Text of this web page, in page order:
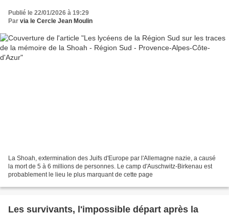
Publié le 22/01/2026 à 19:29
Par via le Cercle Jean Moulin
La Shoah, extermination des Juifs d'Europe par l'Allemagne nazie, a causé
la mort de 5 à 6 millions de personnes. Le camp d'Auschwitz-Birkenau est
probablement le lieu le plus marquant de cette page
Les survivants, l'impossible départ après la